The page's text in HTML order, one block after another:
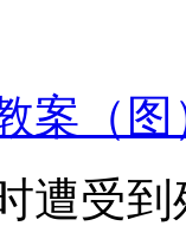
案（图
遭受